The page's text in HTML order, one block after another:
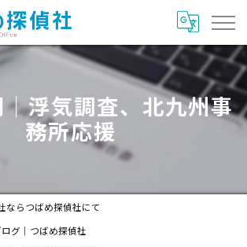
浮気調査、北九州事
務所応援
ならつばめ探偵社にて
グ｜つばめ探偵社